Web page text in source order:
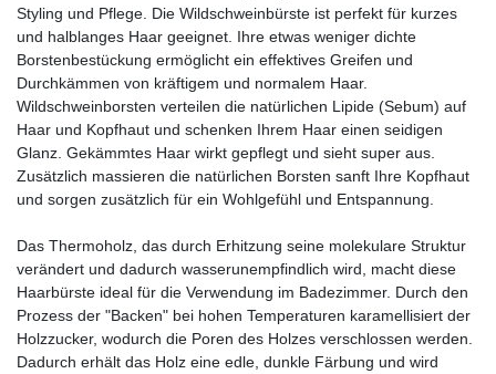
Styling und Pflege. Die Wildschweinbürste ist perfekt für kurzes
und halblanges Haar geeignet. Ihre etwas weniger dichte
Borstenbestückung ermöglicht ein effektives Greifen und
Durchkämmen von kräftigem und normalem Haar.
Wildschweinborsten verteilen die natürlichen Lipide (Sebum) auf
Haar und Kopfhaut und schenken Ihrem Haar einen seidigen
Glanz. Gekämmtes Haar wirkt gepflegt und sieht super aus.
Zusätzlich massieren die natürlichen Borsten sanft Ihre Kopfhaut
und sorgen zusätzlich für ein Wohlgefühl und Entspannung.
Das Thermoholz, das durch Erhitzung seine molekulare Struktur
verändert und dadurch wasserunempfindlich wird, macht diese
Haarbürste ideal für die Verwendung im Badezimmer. Durch den
Prozess der "Backen" bei hohen Temperaturen karamellisiert der
Holzzucker, wodurch die Poren des Holzes verschlossen werden.
Dadurch erhält das Holz eine edle, dunkle Färbung und wird